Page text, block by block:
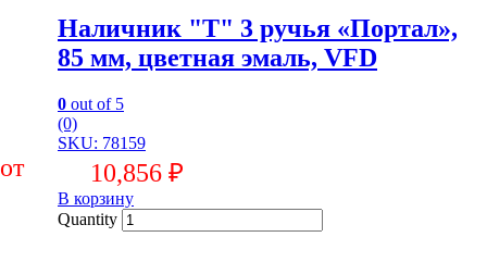
Наличник "Т" 3 ручья «Портал»,
85 мм, цветная эмаль, VFD
0 out of 5
(0)
SKU: 78159
10,856 ₽
В корзину
Quantity